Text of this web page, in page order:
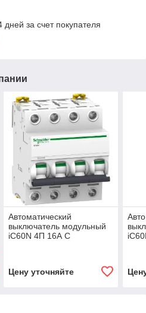
дней за счет покупателя
Автоматический
выключатель модульный
iC60N 4П 16А C
Цену уточняйте